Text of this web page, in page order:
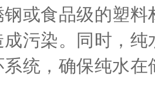
或食品级的塑
成污染。同时，
统，确保纯水